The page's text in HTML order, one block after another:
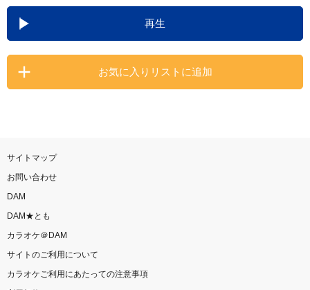
DAMの新曲・ランキングなど
カラオケ最新情報をチェック！
再生
お気に入りリストに追加
サイトマップ
お問い合わせ
DAM
DAM★とも
カラオケ＠DAM
サイトのご利用について
カラオケご利用にあたっての注意事項